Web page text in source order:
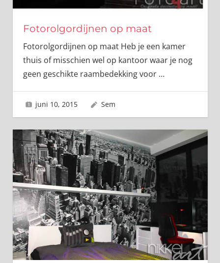
Fotorolgordijnen op maat
Fotorolgordijnen op maat Heb je een kamer
thuis of misschien wel op kantoor waar je nog
geen geschikte raambedekking voor …
juni 10, 2015 Sem